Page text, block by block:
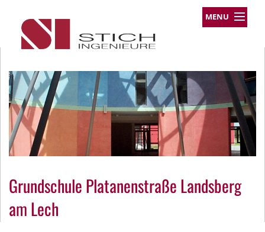
MENU
Leistungsprofil
Team
Über uns
Kontakt
Impressum
Datenschutz
Grundschule Platanenstraße Landsberg
am Lech